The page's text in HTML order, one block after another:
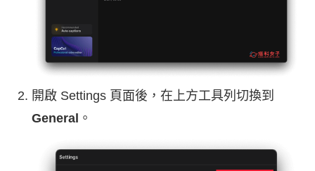
開啟 Settings 頁面後，在上方工具列切換到
General 。